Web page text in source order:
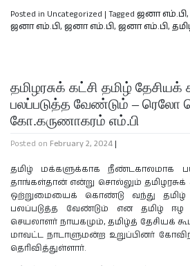
Posted in Uncategorized | Tagged ஜனா எம்.பி,
ஜனா எம்.பி, ஜனா எம்.பி, ஜனா எம்.பி,
தமிழரசுக் கட்சி தமிழ்
பலப்படுத்த வேண்டும் – ரெலோ
கோ.கருணாகரம் எம்.பி
Posted on February 2, 2024 |
தமிழ் மக்களுக்காக நீண்டகாலமாக
தாங்கள்தான் என்று சொல்லும் தமிழரசுக்
ஒற்றுமையைக் கொண்டு வந்து தமிழ்
பலப்படுத்த வேண்டும் என தமிழ் ஈழ
செயலாளர் நாயகமும், தமிழ்த் தேசியக்
மாவட்ட நாடாளுமன்ற உறுப்பினர்
தெரிவித்துள்ளார்.